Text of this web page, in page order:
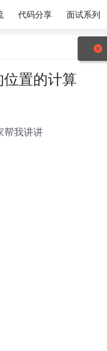
代码分享 面试系列
置的计算
帮我讲讲